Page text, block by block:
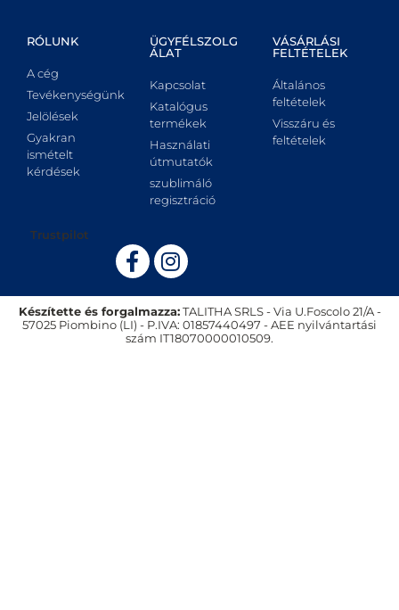
RÓLUNK
A cég
Tevékenységünk
Jelölések
Gyakran
ismételt
kérdések
ÜGYFÉLSZOLG
ÁLAT
Kapcsolat
Katalógus
termékek
Használati
útmutatók
szublimáló
regisztráció
VÁSÁRLÁSI
FELTÉTELEK
Általános
feltételek
Visszáru és
feltételek
Trustpilot
Készítette és forgalmazza:TALITHA SRLS - Via U.Foscolo 21/A -
57025 Piombino (LI) - P.IVA: 01857440497 - AEE nyilvántartási
szám IT18070000010509.